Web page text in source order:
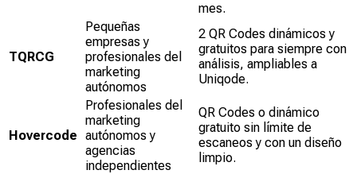
mes.
TQRCG
Pequeñas
empresas y
profesionales del
marketing
autónomos
2 QR Codes dinámicos y
gratuitos para siempre con
análisis, ampliables a
Uniqode.
Hovercode
Profesionales del
marketing
autónomos y
agencias
independientes
QR Codes o dinámico
gratuito sin límite de
escaneos y con un diseño
limpio.